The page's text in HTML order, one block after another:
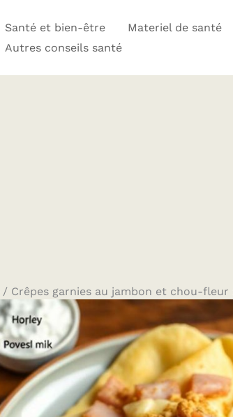
Santé et bien-être Materiel de santé
Autres conseils santé
Crêpes garnies au jambon et chou-